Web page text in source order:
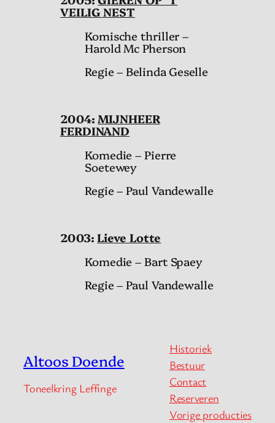
VEILIG NEST
Komische thriller –
Harold Mc Pherson
Regie – Belinda Geselle
2004: MIJNHEER
FERDINAND
Komedie – Pierre
Soetewey
Regie – Paul Vandewalle
2003:Lieve Lotte
Komedie – Bart Spaey
Regie – Paul Vandewalle
Altoos Doende
Toneelkring Leffinge
Historiek
Bestuur
Contact
Reserveren
Vorige producties